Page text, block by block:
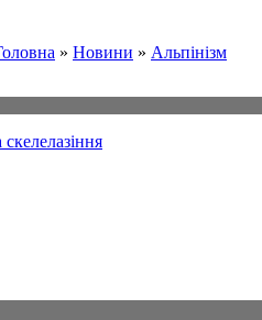
» Новини » Альпінізм